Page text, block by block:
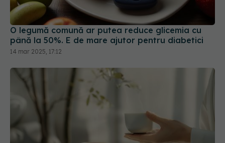
O legumă comună ar putea reduce glicemia cu
până la 50%. E de mare ajutor pentru diabetici
14 mar 2025, 17:12